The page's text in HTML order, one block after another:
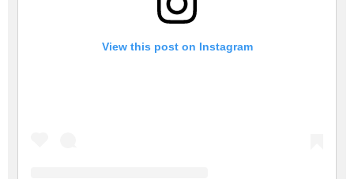
View this post on Instagram